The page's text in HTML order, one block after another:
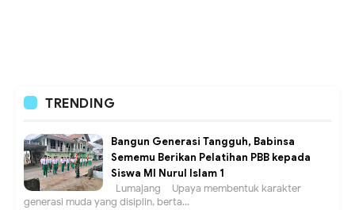
TRENDING
Bangun Generasi Tangguh, Babinsa
Sememu Berikan Pelatihan PBB kepada
Siswa MI Nurul Islam 1
Lumajang – Upaya membentuk karakter
generasi muda yang disiplin, berta...